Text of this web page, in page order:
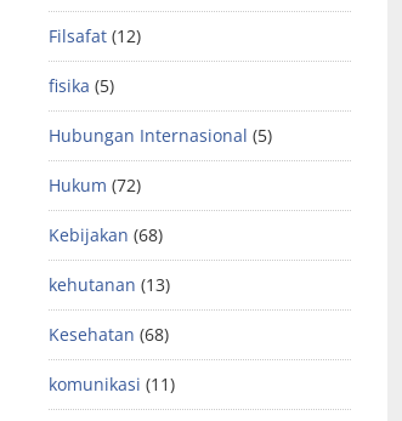
Filsafat (12)
fisika (5)
Hubungan Internasional (5)
Hukum (72)
Kebijakan (68)
kehutanan (13)
Kesehatan (68)
komunikasi (11)